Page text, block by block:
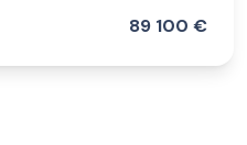
89 100 €